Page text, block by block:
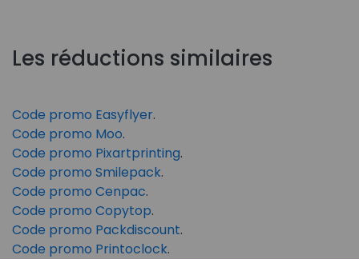
Les réductions similaires
Code promo Easyflyer.
Code promo Moo.
Code promo Pixartprinting.
Code promo Smilepack.
Code promo Cenpac.
Code promo Copytop.
Code promo Packdiscount.
Code promo Printoclock.